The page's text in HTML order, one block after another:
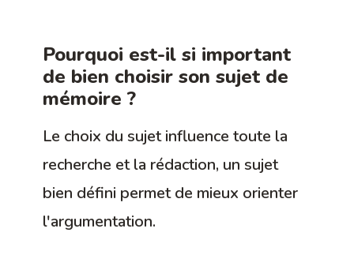
Pourquoi est-il si important
de bien choisir son sujet de
mémoire ?
Le choix du sujet influence toute la
recherche et la rédaction, un sujet
bien défini permet de mieux orienter
l'argumentation.